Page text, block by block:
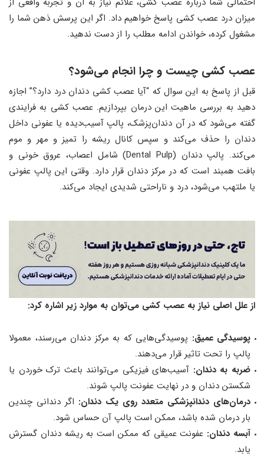
میزان درد عصب کشی پاسخ خواهیم داد. اگر این پرسش ذهن شما را
مشغول کرده، خواندن ادامه مطلب را از دست ندهید.
عصب ‌کشی چیست و چرا انجام می‌شود؟
قبل از پاسخ به این سوال که “آیا عصب کشی دندان درد دارد؟” اجازه
دهید به بررسی ماهیت این درمان بپردازیم. عصب ‌کشی به فرایندی
گفته می‌شود که در آن دندان‌پزشک، پالپ آسیب‌دیده یا عفونی داخل
دندان را حذف می‌کند و سپس کانال ریشه را تمیز و مهر و موم
می‌کند. پالپ دندان (Dental Pulp) شامل اعصاب، عروق خونی و
بافت همبند است که در مرکز دندان قرار دارد. وقتی این پالپ عفونی
یا ملتهب می‌شود، درد و ناراحتی شدیدی ایجاد می‌کند.
از علل اصلی نیاز به عصب ‌کشی می‌توان به موارد زیر اشاره کرد:
پوسیدگی عمیق: پوسیدگی‌هایی که به مرکز دندان می‌رسند، معمولا
پالپ را تحت تاثیر قرار می‌دهند.
ضربه به دندان: آسیب‌های فیزیکی می‌توانند باعث ترک خوردن یا
شکستن دندان و در نهایت عفونت پالپ شوند.
درمان‌های دندانپزشکی متعدد روی یک دندان: اگر دندانی چندین
بار درمان شده باشد، ممکن است پالپ آن حساس شود.
آبسه دندان: عفونت عمیقی که ممکن است به ریشه دندان گسترش
یابد.